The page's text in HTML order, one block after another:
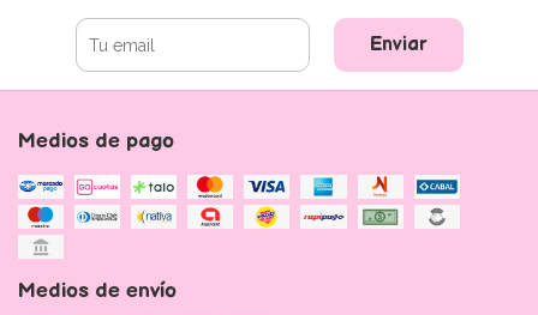
Enviar
Medios de pago
Medios de envío